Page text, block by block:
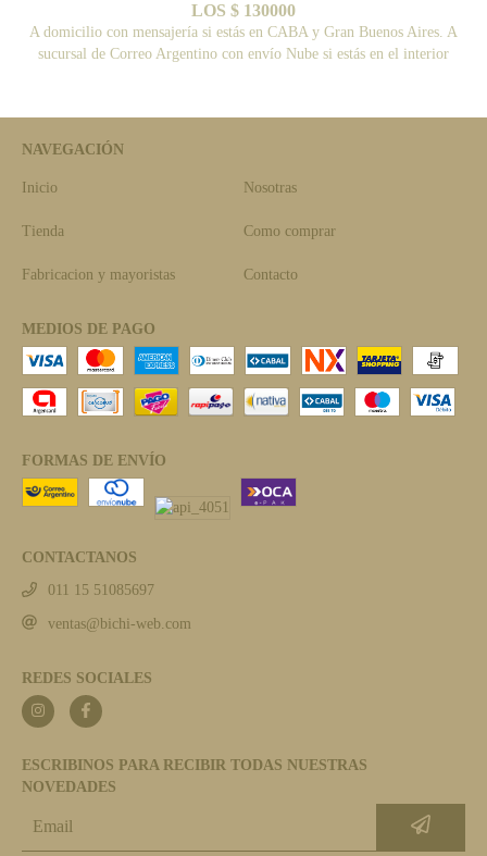
LOS $ 130000
A domicilio con mensajería si estás en CABA y Gran Buenos Aires. A
sucursal de Correo Argentino con envío Nube si estás en el interior
NAVEGACIÓN
Inicio Nosotras
Tienda Como comprar
Fabricacion y mayoristas Contacto
MEDIOS DE PAGO
FORMAS DE ENVÍO
CONTACTANOS
011 15 51085697
ventas@bichi-web.com
REDES SOCIALES
ESCRIBINOS PARA RECIBIR TODAS NUESTRAS
NOVEDADES